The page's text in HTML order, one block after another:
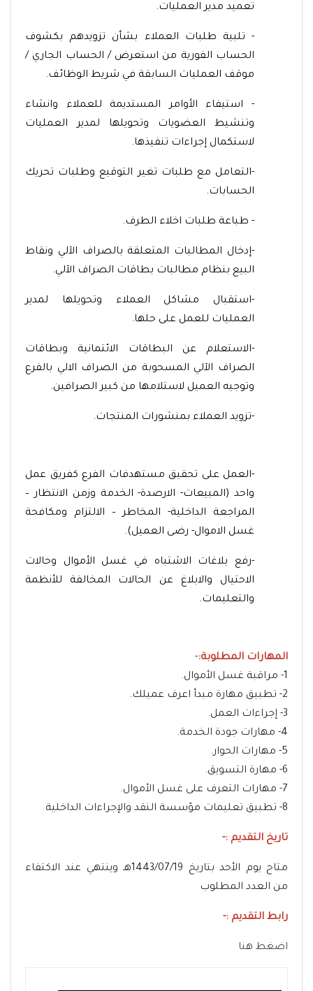
تعميد مدير العمليات.
- تلبية طلبات العملاء بشأن تزويدهم بكشوف
الحساب الفورية من استعرض / الحساب الجاري /
موقف العمليات السابقة في شريط الوظائف.
- استيفاء الأوامر المستديمة للعملاء وانشاء
وتنشيط العضويات وتحويلها لمدير العمليات
لاستكمال إجراءات تنفيذها.
-التعامل مع طلبات تغير التوقيع وطلبات تحريك
الحسابات.
- طباعة طلبات اخلاء الطرف.
-إدخال المطالبات المتعلقة بالصراف الآلي ونقاط
البيع بنظام مطالبات بطاقات الصراف الآلي.
-استقبال مشاكل العملاء وتحويلها لمدير
العمليات للعمل على حلها.
-الاستعلام عن البطاقات الائتمانية وبطاقات
الصراف الآلي المسحوبة من الصراف الالي بالفرع
وتوجيه العميل لاستلامها من كبير الصرافين.
-تزويد العملاء بمنشورات المنتجات.
-العمل على تحقيق مستهدفات الفرع كفريق عمل
واحد (المبيعات- الارصدة- الخدمة وزمن الانتظار –
المراجعة الداخلية- المخاطر – الالتزام ومكافحة
غسل الاموال- رضى العميل).
-رفع بلاغات الاشتباه في غسل الأموال وحالات
الاحتيال والابلاغ عن الحالات المخالفة للأنظمة
والتعليمات.
المهارات المطلوبة:-
1- مراقبة غسل الأموال.
2- تطبيق مهارة مبدأ اعرف عميلك.
3- إجراءات العمل.
4- مهارات جودة الخدمة.
5- مهارات الحوار.
6- مهارة التسويق.
7- مهارات التعرف على غسل الأموال.
8- تطبيق تعليمات مؤسسة النقد والإجراءات الداخلية
تاريخ التقديم :-
متاح يوم الأحد بتاريخ 1443/07/19هـ وينتهي عند الاكتفاء
من العدد المطلوب
رابط التقديم :-
اضغط هنا